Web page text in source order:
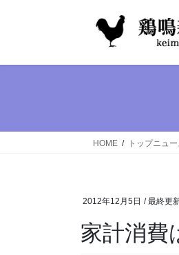
HOME トップニュー
2012年12月5日 / 最終更
家計消